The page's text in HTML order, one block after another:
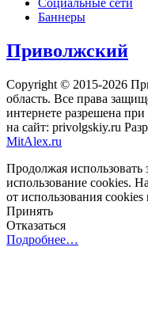
Баннеры
Приволжский
Copyright © 2015-2026
область. Все права
интернете разрешена
на сайт: privolgskiy.ru
MitAlex.ru
Продолжая использовать
использование cookies.
от использования
Принять
Отказаться
Подробнее…